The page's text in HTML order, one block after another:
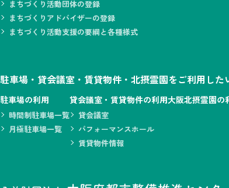
まちづくり活動団体の登録
まちづくりアドバイザーの登録
まちづくり活動支援の要綱と各種様式
駐車場・貸会議室・賃貸物件・北摂霊園をご利用した
駐車場の利用
時間制駐車場一覧
月極駐車場一覧
貸会議室・賃貸物件の利用
貸会議室
パフォーマンスホール
賃貸物件情報
大阪北摂霊園の